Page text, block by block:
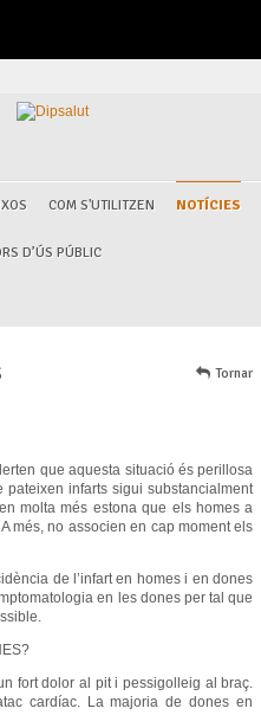
COM S'UTILITZEN NOTÍCIES
D’ÚS PÚBLIC
Tornar
que aquesta situació és perillosa
infarts sigui substancialment
molta més estona que els homes a
més, no associen en cap moment els
de l’infart en homes i en dones
en les dones per tal que
fort dolor al pit i pessigolleig al braç.
cardíac. La majoria de dones en